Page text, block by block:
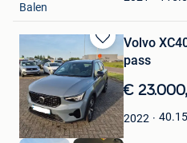
Balen
Bewaren
in
Mijn
Favorieten
Volvo
pass
€
2022